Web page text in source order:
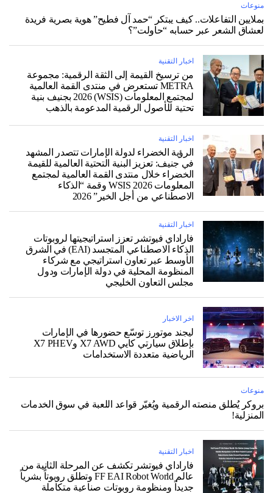
منوعات
بملايين التفاعلات.. كيف يبتكر “حمد آل فطيح” هوية بصرية فريدة
لعشاق الشعر عبر حسابه “حاولت”؟
اخبار التقنية
من ترسيخ القيمة إلى الثقة الرقمية: مجموعة
METRA تستعرض في منتدى القمة العالمية
لمجتمع المعلومات (WSIS) 2026 بجنيف بنية
تحتية للأصول الرقمية المدعومة بالذهب
اخبار التقنية
الرؤية الخضراء لدولة الإمارات تتصدر المشهد
في جنيف: تعزيز البنية التحتية العالمية للقيمة
الخضراء خلال منتدى القمة العالمية لمجتمع
المعلومات WSIS 2026 وقمة “الذكاء
الاصطناعي من أجل الخير” 2026
اخبار التقنية
فاراداي فيوتشر تعزز استراتيجيتها لروبوتات
الذكاء الاصطناعي المتجسد (EAI) في الشرق
الأوسط عبر تعاون استراتيجي مع شركاء
المنظومة المحلية في دولة الإمارات ودول
مجلس التعاون الخليجي
اخر الاخبار
ليجند موتورز توسّع حضورها في الإمارات
بإطلاق سيارتي كايي X7 AWD وX7 PHEV
الرياضية متعددة الاستخدامات
منوعات
بروكر يُطلق منصته الرقمية ويُغيّر قواعد اللعبة في سوق الخدمات
المنزلية!
اخبار التقنية
فاراداي فيوتشر تكشف عن المرحلة الثانية من
عالم FF EAI Robot World وتطلق روبوتاً بشرياً
جديداً ومنظومة روبوتات صناعية متكاملة